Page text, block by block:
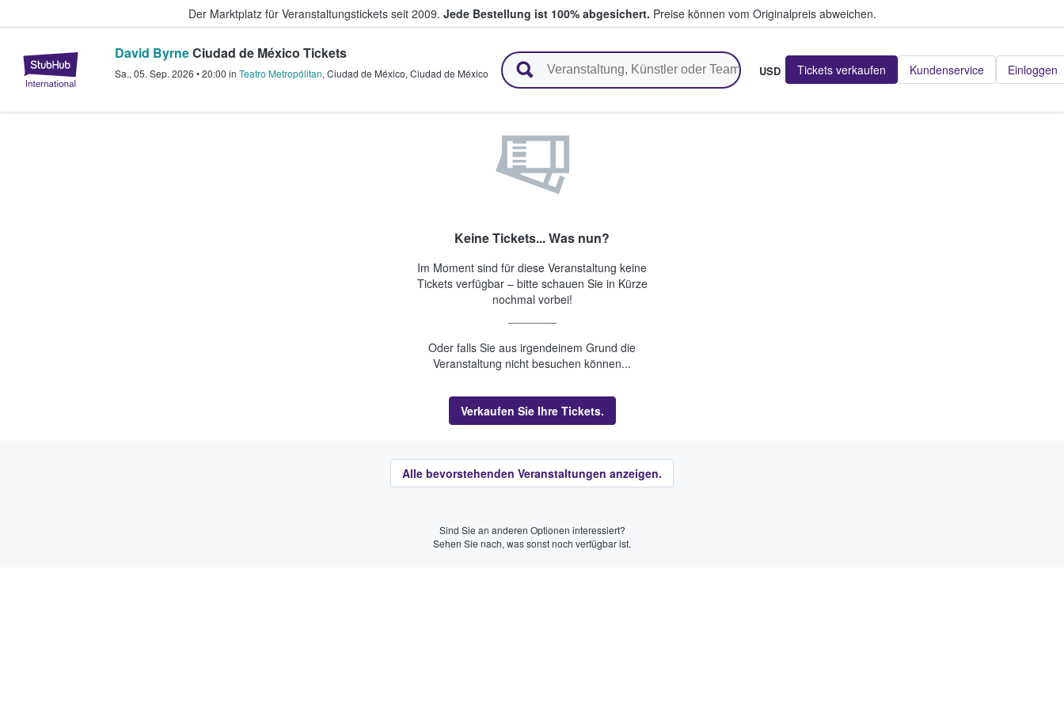
Der Marktplatz für Veranstaltungstickets seit 2009. Jede Bestellung ist 100% abgesichert. Preise können vom Originalpreis abweichen.
StubHub - Wo Fans Tickets kaufen & verkaufen
David ByrneCiudad de México Tickets
Sa., 05. Sep. 2026 •20:00 in Teatro Metropólitan, Ciudad de México, Ciudad de México USD Tickets verkaufen Kundenservice Einloggen
Keine Tickets... Was nun?
Im Moment sind für diese Veranstaltung keine
Tickets verfügbar – bitte schauen Sie in Kürze
nochmal vorbei!
Oder falls Sie aus irgendeinem Grund die
Veranstaltung nicht besuchen können...
Verkaufen Sie Ihre Tickets.
Alle bevorstehenden Veranstaltungen anzeigen.
Sind Sie an anderen Optionen interessiert?
Sehen Sie nach, was sonst noch verfügbar ist.